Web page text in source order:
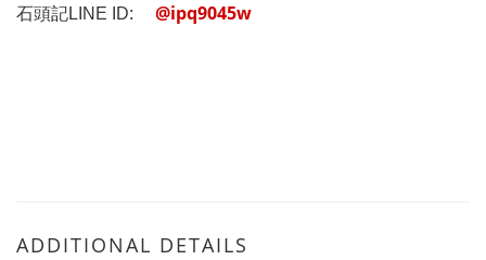
石頭記LINE ID: @ipq9045w
ADDITIONAL DETAILS